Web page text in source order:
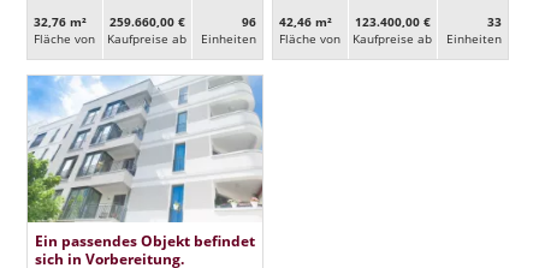
32,76 m²
Fläche von
259.660,00 €
Kaufpreise ab
96
Ein­heiten
42,46 m²
Fläche von
123.400,00 €
Kaufpreise ab
33
Ein­heiten
Ein passendes Objekt befindet
sich in Vorbereitung.